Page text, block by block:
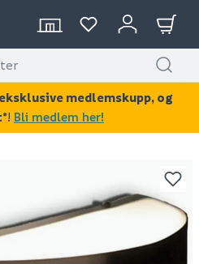
AV INTERESSE?
medlemskupp, og
! Bli medlem her!